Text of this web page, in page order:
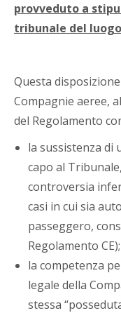
provveduto a
tribunale del
Questa
Compagnie aeree,
del Regolamento
la sussistenza di
capo al
controversia
casi in cui sia
passeggero,
Regolamento CE);
la competenza
legale della
stessa